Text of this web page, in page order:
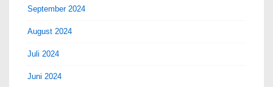
September 2024
August 2024
Juli 2024
Juni 2024